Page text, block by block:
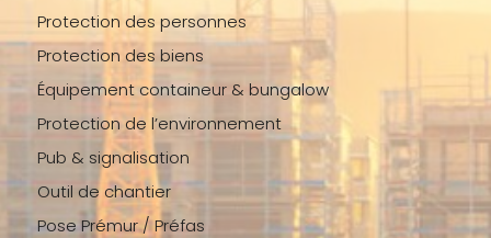
Protection des personnes
Protection des biens
Équipement containeur & bungalow
Protection de l’environnement
Pub & signalisation
Outil de chantier
Pose Prémur / Préfas